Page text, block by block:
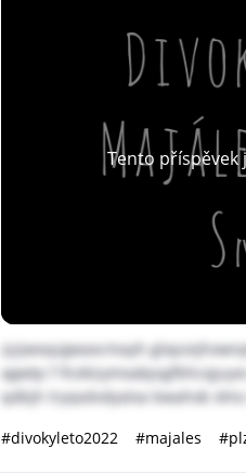
Tento
zjzjwxqzgwaxcmayh
agwtp f
qdbjh lryqxdvdyalxa bwahxb
#divokyleto2022
#majales